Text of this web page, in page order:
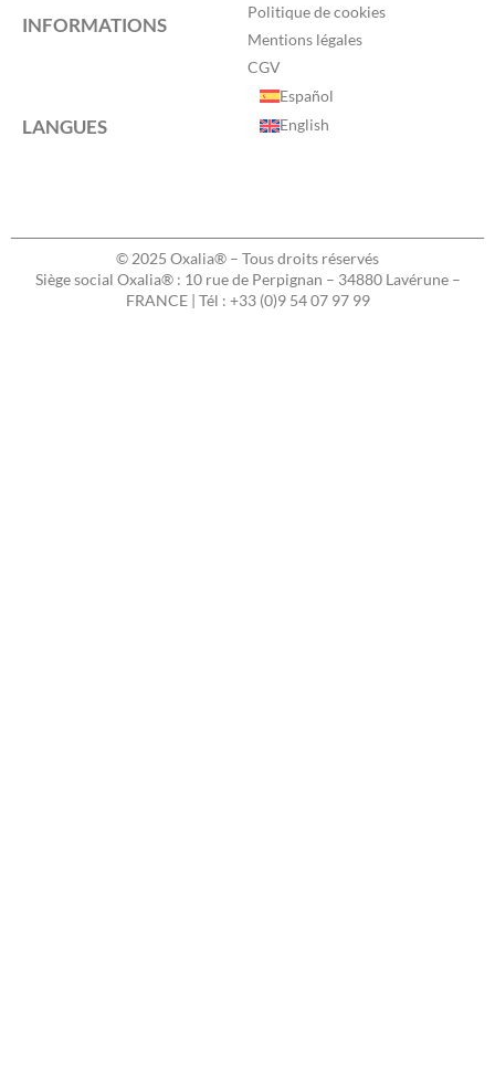
INFORMATIONS
Politique de cookies
Mentions légales
CGV
LANGUES
Español
English
© 2025 Oxalia® – Tous droits réservés
Siège social Oxalia® : 10 rue de Perpignan – 34880 Lavérune –
FRANCE | Tél : +33 (0)9 54 07 97 99